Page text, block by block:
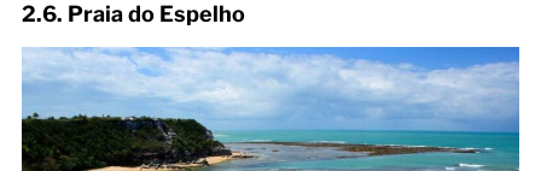
2.6. Praia do Espelho